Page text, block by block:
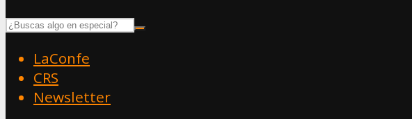
LaConfe
CRS
Newsletter